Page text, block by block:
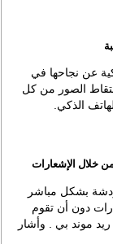
عن نجاحها في
الصور من كل
الذكي.
خلال الإشعارات
بشكل مباشر
دون أن تقوم
موند بي . وأشار